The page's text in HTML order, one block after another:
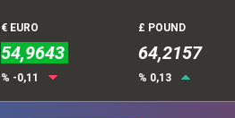
€ EURO
54,9643
% -0,11
£ POUND
64,2157
% 0,13